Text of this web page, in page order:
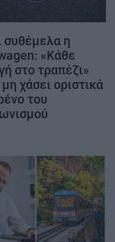
συθέμελα η
«Κάθε
στο τραπέζι»
μη χάσει οριστικά
του